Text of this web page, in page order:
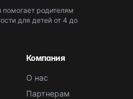
родителям
для детей от 4 до
Компания
О нас
Партнерам